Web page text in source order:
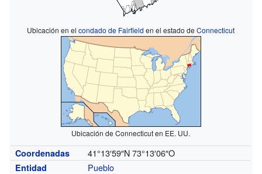
Ubicación en elcondado de Fairfield en el estado deConnecticut
Ubicación de Connecticut en EE. UU.
Coordenadas 41°13′59″N 73°13′06″O
Entidad
Pueblo